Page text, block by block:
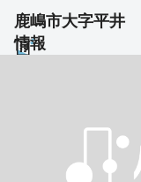
鹿嶋市大字平井
情報